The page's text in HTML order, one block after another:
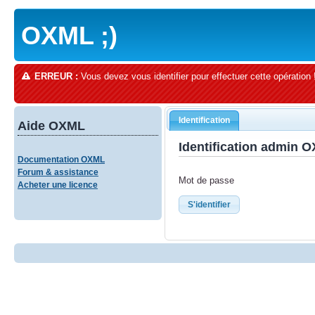
OXML ;)
ERREUR : Vous devez vous identifier pour effectuer cette opération !
Identification
Identification admin
Mot de passe
S'identifier
Aide OXML
Documentation OXML
Forum & assistance
Acheter une licence